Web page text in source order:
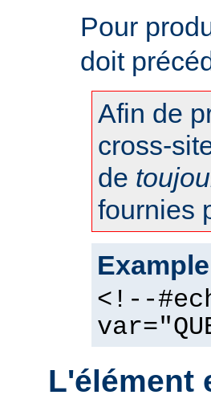
Pour
doit
Afin de
cross-
de
fournies
Example
<!--
L'élément